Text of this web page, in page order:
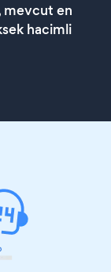
mevcut en
hacimli